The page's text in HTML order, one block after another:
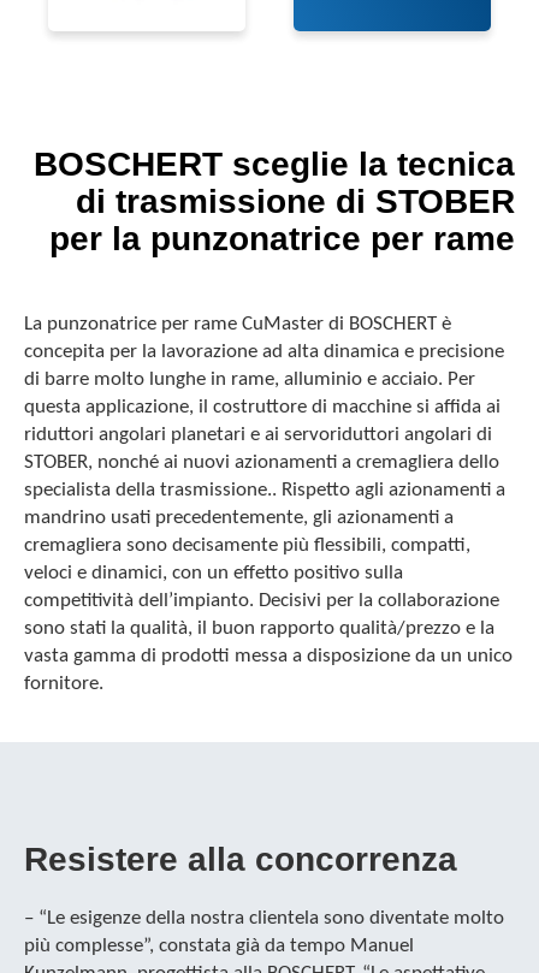
BOSCHERT sceglie la tecnica
di trasmissione di STOBER
per la punzonatrice per rame
La punzonatrice per rame CuMaster di BOSCHERT è
concepita per la lavorazione ad alta dinamica e precisione
di barre molto lunghe in rame, alluminio e acciaio. Per
questa applicazione, il costruttore di macchine si affida ai
riduttori angolari planetari e ai servori­duttori angolari di
STOBER, nonché ai nuovi azionamenti a crema­gliera dello
specialista della trasmissione.. Rispetto agli azionamenti a
mandrino usati precedentemente, gli azionamenti a
cremagliera sono decisamente più flessibili, compatti,
veloci e dinamici, con un effetto positivo sulla
competitività dell’impianto. Decisivi per la collaborazione
sono stati la qualità, il buon rapporto qualità/prezzo e la
vasta gamma di prodotti messa a disposizione da un unico
fornitore.
Resistere alla concorrenza
– “Le esigenze della nostra clientela sono diventate molto
più complesse”, constata già da tempo Manuel